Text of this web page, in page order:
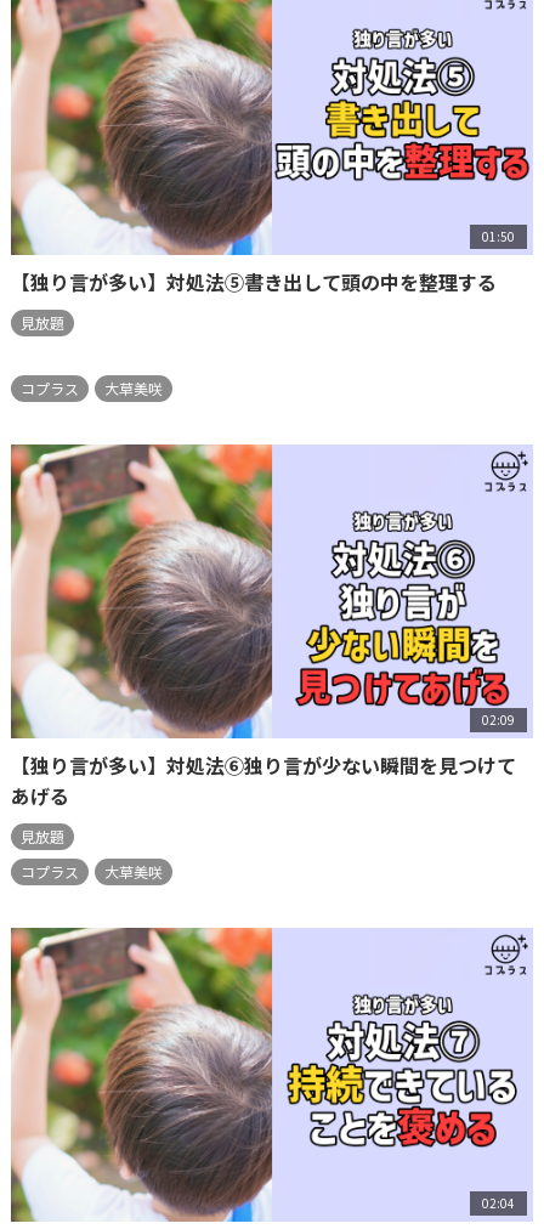
01:50
【独り言が多い】対処法⑤書き出して頭の中を整理する
見放題
コプラス 大草美咲
02:09
【独り言が多い】対処法⑥独り言が少ない瞬間を見つけて
あげる
見放題
コプラス
大草美咲
02:04